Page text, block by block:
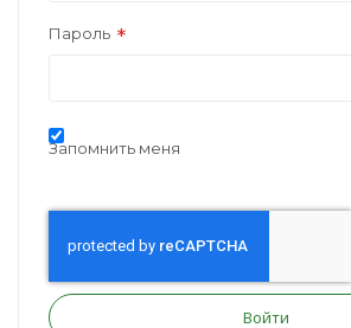
Пароль
Запомнить меня
Войти